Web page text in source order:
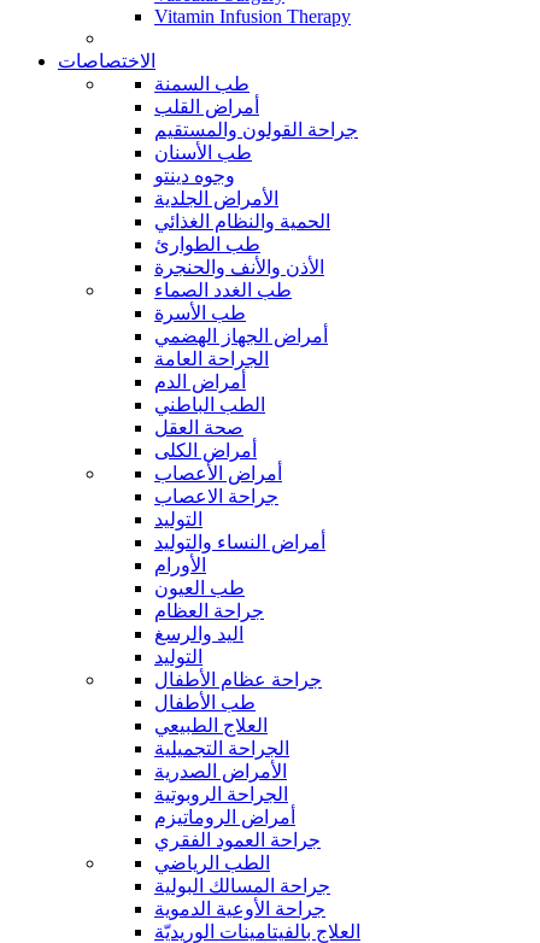
Vitamin Infusion Therapy
الاختصاصات
طب السمنة
أمراض القلب
جراحة القولون والمستقيم
طب الأسنان
وجوه دينتو
الأمراض الجلدية
الحمية والنظام الغذائي
طب الطوارئ
الأذن والأنف والحنجرة
طب الغدد الصماء
طب الأسرة
أمراض الجهاز الهضمي
الجراحة العامة
أمراض الدم
الطب الباطني
صحة العقل
أمراض الكلى
أمراض الأعصاب
جراحة الاعصاب
التوليد
أمراض النساء والتوليد
الأورام
طب العيون
جراحة العظام
اليد والرسغ
التوليد
جراحة عظام الأطفال
طب الأطفال
العلاج الطبيعي
الجراحة التجميلية
الأمراض الصدرية
الجراحة الروبوتية
أمراض الروماتيزم
جراحة العمود الفقري
الطب الرياضي
جراحة المسالك البولية
جراحة الأوعية الدموية
العلاج بالفيتامينات الوريديّة